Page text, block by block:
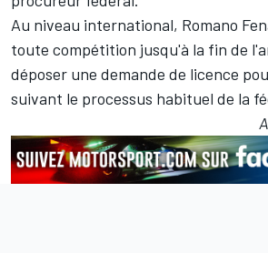
Au niveau international, Romano
toute compétition jusqu'à la fin de
déposer une demande de licence
suivant le processus habituel de la